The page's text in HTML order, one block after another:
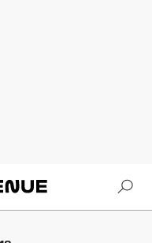
Soundvenue